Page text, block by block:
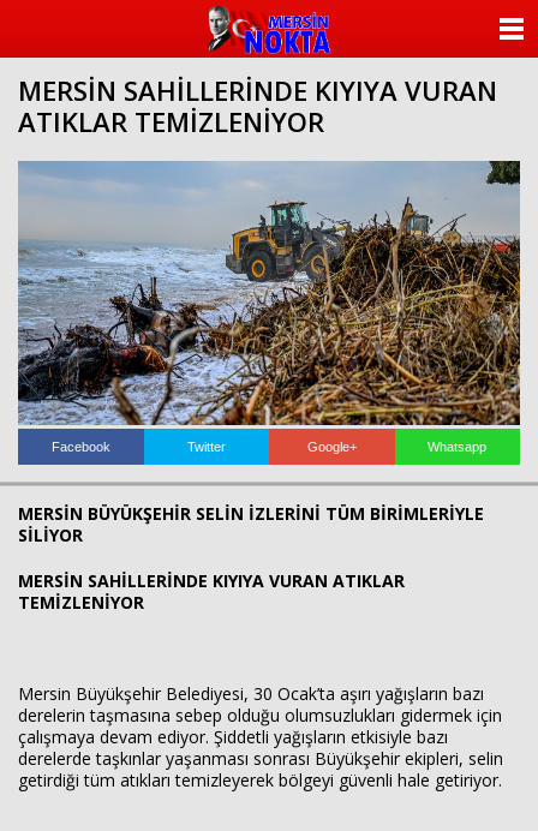
MERSİN SAHİLLERİNDE KIYIYA VURAN
ATIKLAR TEMİZLENİYOR
Facebook Twitter Google+ Whatsapp
MERSİN BÜYÜKŞEHİR SELİN İZLERİNİ TÜM BİRİMLERİYLE
SİLİYOR
MERSİN SAHİLLERİNDE KIYIYA VURAN ATIKLAR
TEMİZLENİYOR
Mersin Büyükşehir Belediyesi, 30 Ocak’ta aşırı yağışların bazı
derelerin taşmasına sebep olduğu olumsuzlukları gidermek için
çalışmaya devam ediyor. Şiddetli yağışların etkisiyle bazı
derelerde taşkınlar yaşanması sonrası Büyükşehir ekipleri, selin
getirdiği tüm atıkları temizleyerek bölgeyi güvenli hale getiriyor.
KATEGORİLER
ANKETLER
FOTO GALERİ
VİDEO GALERİ
KÜNYE